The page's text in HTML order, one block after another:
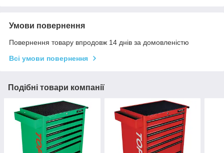
Умови повернення
Повернення товару впродовж 14 днів за домовленістю
Всі умови повернення
Подібні товари компанії